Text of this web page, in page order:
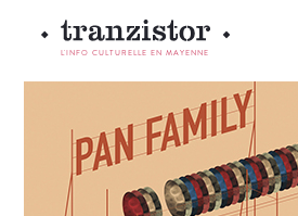
L'INFO CULTURELLE EN MAYENNE